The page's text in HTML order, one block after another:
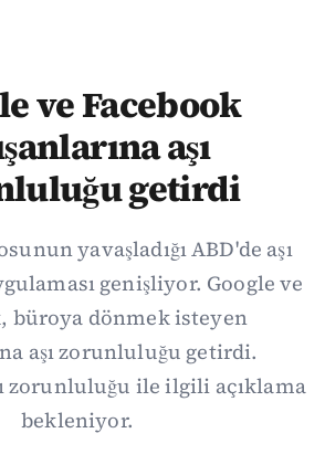
ve Facebook
aşı
getirdi
yavaşladığı ABD'de aşı
genişliyor. Google ve
büroya dönmek isteyen
aşı zorunluluğu getirdi.
zorunluluğu ile ilgili açıklama
bekleniyor.